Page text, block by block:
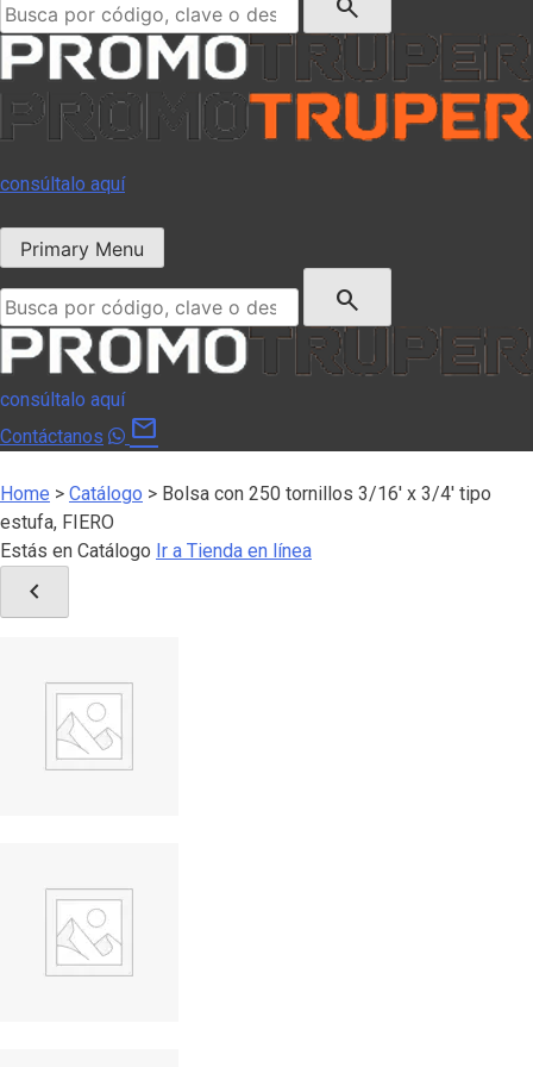
consúltalo aquí
Primary Menu
search
consúltalo aquí
Contáctanos
mail
Home > Catálogo > Bolsa con 250 tornillos 3/16′ x 3/4′ tipo
estufa, FIERO
Estás en Catálogo Ir a Tienda en línea
chevron_left